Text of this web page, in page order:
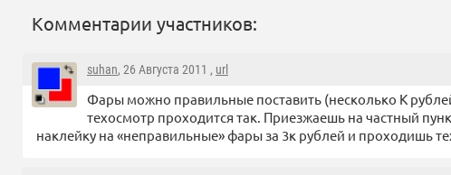
Комментарии участников:
suhan, 26 Августа 2011 , url
Фары можно правильные поставить (несколько К
техосмотр проходится так. Приезжаешь на частный
наклейку на «неправильные» фары за 3к рублей и проходишь